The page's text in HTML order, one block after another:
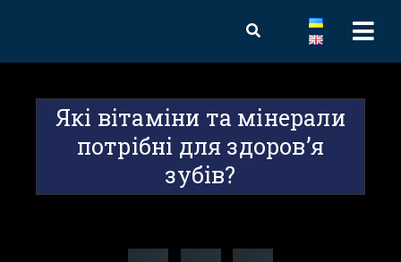
Які вітаміни та мінерали
потрібні для здоров’я
зубів?